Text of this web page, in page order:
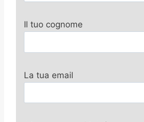
Il tuo cognome
La tua email